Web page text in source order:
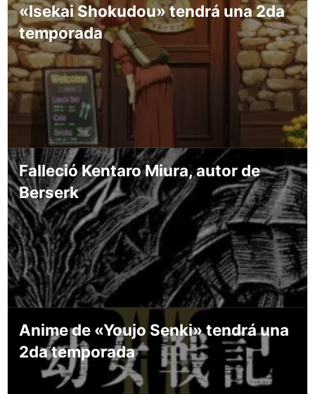
«Isekai Shokudou» tendrá una 2da
temporada
Falleció Kentaro Miura, autor de
Berserk
Anime de «Youjo Senki» tendrá una
2da temporada